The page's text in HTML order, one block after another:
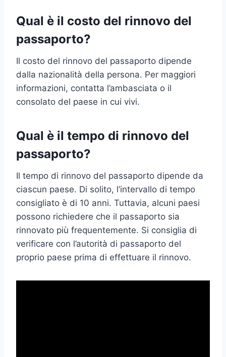
Qual è il costo del rinnovo del
passaporto?
Il costo del rinnovo del passaporto dipende
dalla nazionalità della persona. Per maggiori
informazioni, contatta l’ambasciata o il
consolato del paese in cui vivi.
Qual è il tempo di rinnovo del
passaporto?
Il tempo di rinnovo del passaporto dipende da
ciascun paese. Di solito, l’intervallo di tempo
consigliato è di 10 anni. Tuttavia, alcuni paesi
possono richiedere che il passaporto sia
rinnovato più frequentemente. Si consiglia di
verificare con l’autorità di passaporto del
proprio paese prima di effettuare il rinnovo.